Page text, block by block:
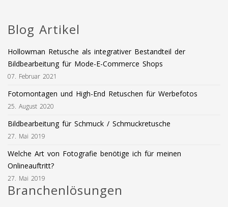
Blog Artikel
Hollowman Retusche als integrativer Bestandteil der
Bildbearbeitung für Mode-E-Commerce Shops
07. Februar 2021
Fotomontagen und High-End Retuschen für Werbefotos
25. August 2020
Bildbearbeitung für Schmuck / Schmuckretusche
27. Mai 2019
Welche Art von Fotografie benötige ich für meinen
Onlineauftritt?
27. Mai 2019
Branchenlösungen